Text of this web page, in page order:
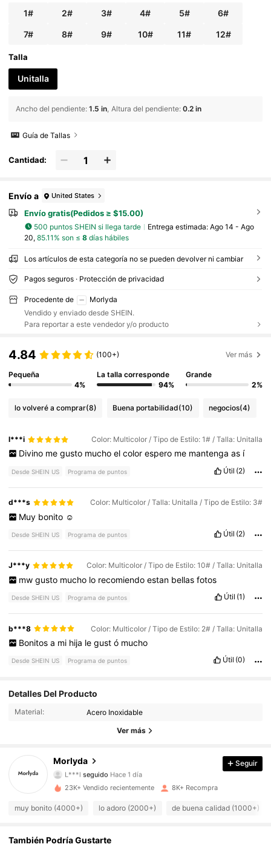
rio, mamá, madre, Día de la Madre, regalo, de
1# 2# 3# 4# 5# 6#
7# 8# 9# 10# 11# 12#
Talla
Unitalla
Ancho del pendiente: 1.5 in Altura del pendiente: 0.2 in
Guía de Tallas
Cantidad:
Envío a United States
Envío gratis(Pedidos ≥ $15.00)
500 puntos SHEIN si llega tarde Entrega estimada: Ago 14 - Ago
20, 85.11% son ≤ 8días hábiles
Los artículos de esta categoría no se pueden devolver ni cambiar
Pagos seguros · Protección de privacidad
Procedente de
Morlyda
Vendido y enviado desde SHEIN.
Para reportar a este vendedor y/o producto
4.84 (100+) Ver más
Pequeña
4%
La talla corresponde
94%
Grande
2%
lo volveré a comprar(8) Buena portabilidad(10) negocios(4)
l***i Color: Multicolor / Tipo de Estilo: 1# / Talla: Unitalla
Divino me gusto mucho el color espero me mantenga as í
Desde SHEIN US Programa de puntos Útil (2)
d***s Color: Multicolor / Talla: Unitalla / Tipo de Estilo: 3#
Muy bonito ☺️
Desde SHEIN US Programa de puntos Útil (2)
J***y Color: Multicolor / Tipo de Estilo: 10# / Talla: Unitalla
mw gusto mucho lo recomiendo estan bellas fotos
Desde SHEIN US Programa de puntos Útil (1)
b***8 Color: Multicolor / Tipo de Estilo: 2# / Talla: Unitalla
Bonitos a mi hija le gust ó mucho
Desde SHEIN US Programa de puntos Útil (0)
Detalles Del Producto
Material: Acero Inoxidable
Ver más
Morlyda
4.85 5K Seguidores
5K Seguidores
L***lseguido
4.85
5K Seguidores
Seguir
23K+ Vendido recientemente 8K+ Recompra
muy bonito (4000+) lo adoro (2000+) de buena calidad (1000+)
También Podría Gustarte